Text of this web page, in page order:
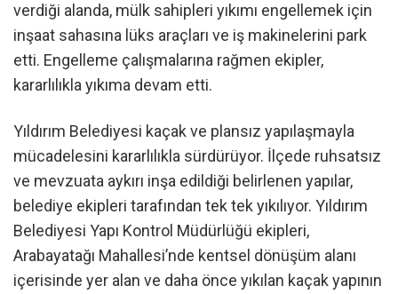
verdiği alanda, mülk sahipleri yıkımı engellemek için
inşaat sahasına lüks araçları ve iş makinelerini park
etti. Engelleme çalışmalarına rağmen ekipler,
kararlılıkla yıkıma devam etti.
Yıldırım Belediyesi kaçak ve plansız yapılaşmayla
mücadelesini kararlılıkla sürdürüyor. İlçede ruhsatsız
ve mevzuata aykırı inşa edildiği belirlenen yapılar,
belediye ekipleri tarafından tek tek yıkılıyor. Yıldırım
Belediyesi Yapı Kontrol Müdürlüğü ekipleri,
Arabayatağı Mahallesi’nde kentsel dönüşüm alanı
içerisinde yer alan ve daha önce yıkılan kaçak yapının